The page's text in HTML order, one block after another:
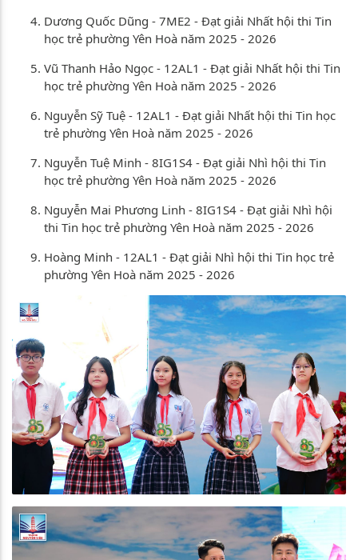
Dương Quốc Dũng - 7ME2 - Đạt giải Nhất hội thi Tin
học trẻ phường Yên Hoà năm 2025 - 2026
Vũ Thanh Hảo Ngọc - 12AL1 - Đạt giải Nhất hội thi Tin
học trẻ phường Yên Hoà năm 2025 - 2026
Nguyễn Sỹ Tuệ - 12AL1 - Đạt giải Nhất hội thi Tin học
trẻ phường Yên Hoà năm 2025 - 2026
Nguyễn Tuệ Minh - 8IG1S4 - Đạt giải Nhì hội thi Tin
học trẻ phường Yên Hoà năm 2025 - 2026
Nguyễn Mai Phương Linh - 8IG1S4 - Đạt giải Nhì hội
thi Tin học trẻ phường Yên Hoà năm 2025 - 2026
Hoàng Minh - 12AL1 - Đạt giải Nhì hội thi Tin học trẻ
phường Yên Hoà năm 2025 - 2026